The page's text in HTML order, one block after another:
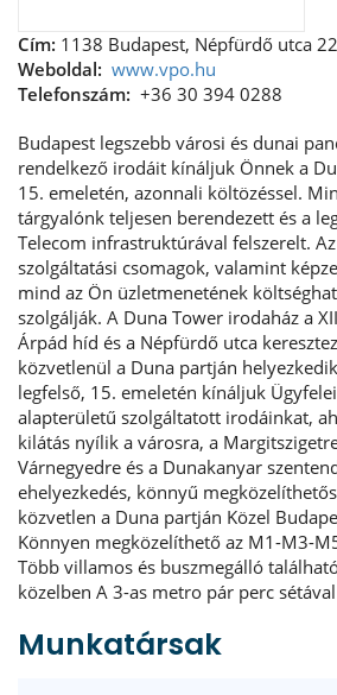
Cím: 1138 Budapest, Népfürdő utca
Weboldal: www.vpo.hu
Telefonszám: +36 30 394 0288
Budapest legszebb városi és dunai
rendelkező irodáit kínáljuk Önnek a
15. emeletén, azonnali költözéssel.
tárgyalónk teljesen berendezett és a
Telecom infrastruktúrával felszerelt.
szolgáltatási csomagok, valamint
mind az Ön üzletmenetének
szolgálják. A Duna Tower irodaház a
Árpád híd és a Népfürdő utca
közvetlenül a Duna partján
legfelső, 15. emeletén kínáljuk
alapterületű szolgáltatott irodáinkat,
kilátás nyílik a városra, a
Várnegyedre és a Dunakanyar
ehelyezkedés, könnyű
közvetlen a Duna partján Közel
Könnyen megközelíthető az M1-M3-
Több villamos és buszmegálló
közelben A 3-as metro pár perc
Munkatársak